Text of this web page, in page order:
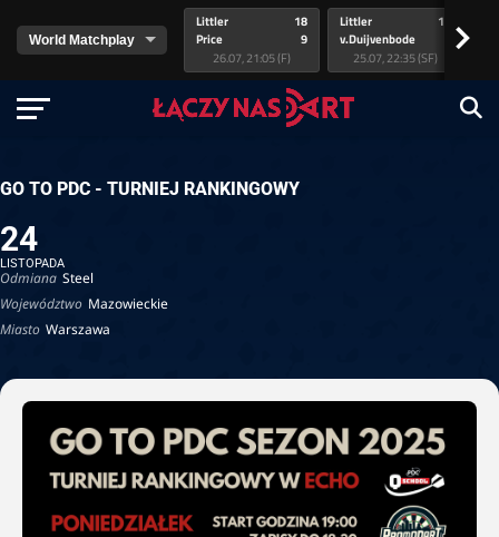
Littler
Price
18
9
26.07, 21:05 (F)
Littler
v.Duijvenbode
17
25.07, 22:35 (SF)
>
GO TO PDC - TURNIEJ RANKINGOWY
24
LISTOPADA
Odmiana Steel
Województwo Mazowieckie
Miasto Warszawa